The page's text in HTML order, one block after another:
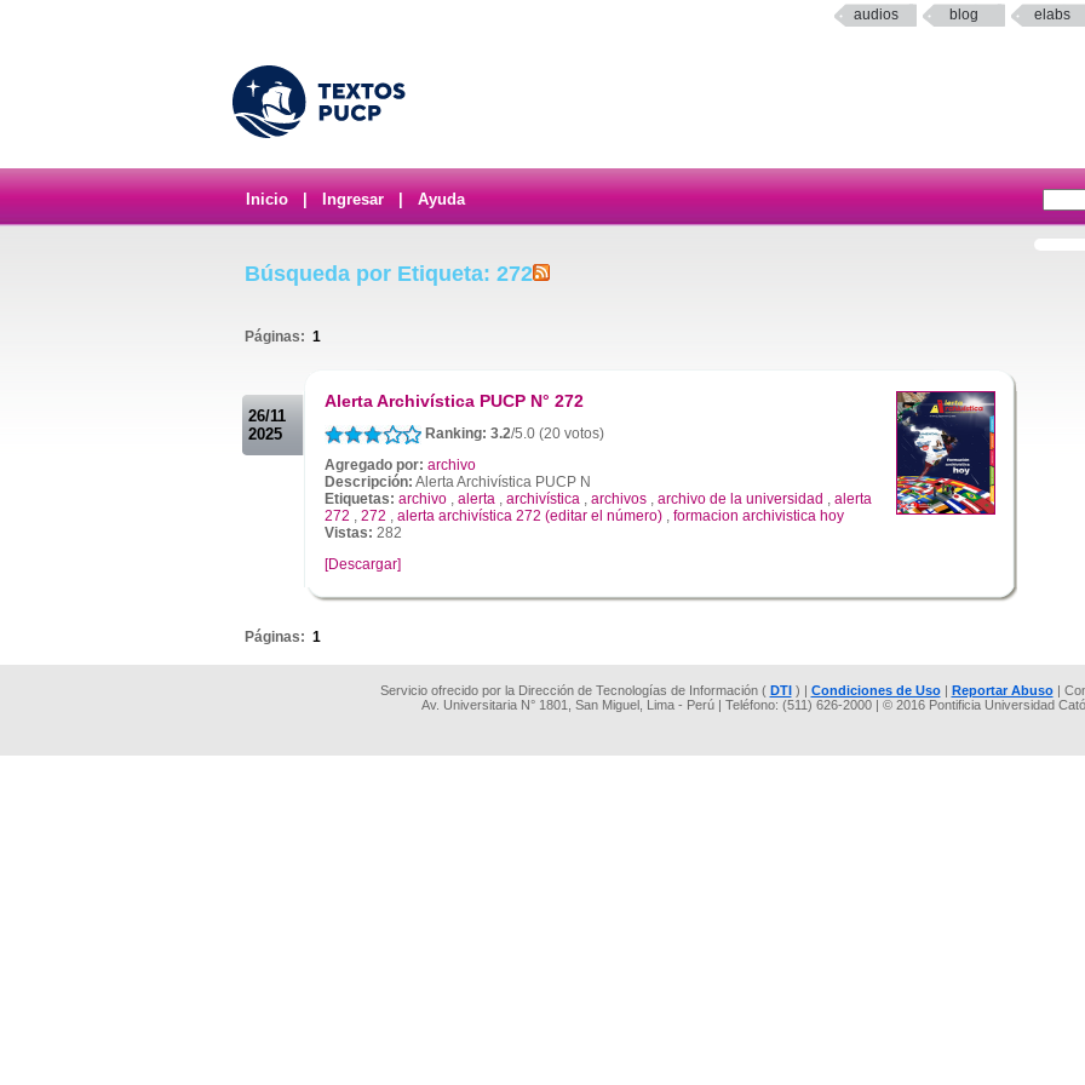
audios blog elabs
Inicio Ingresar Ayuda
Búsqueda por Etiqueta: 272
Páginas: 1
26/11
2025
Alerta Archivística PUCP N° 272
Ranking: 3.2/5.0 (20 votos)
Agregado por: archivo
Descripción: Alerta Archivística PUCP N
Etiquetas: archivo , alerta , archivística , archivos , archivo de la universidad , alerta
272 , 272 , alerta archivística 272 (editar el número) , formacion archivistica hoy
Vistas: 282
[Descargar]
Páginas: 1
Servicio ofrecido por la Dirección de Tecnologías de Información ( DTI) | Condiciones de Uso| Reportar Abuso|
Av. Universitaria N° 1801, San Miguel, Lima - Perú | Teléfono: (511) 626-2000 | © 2016 Pontificia Universidad